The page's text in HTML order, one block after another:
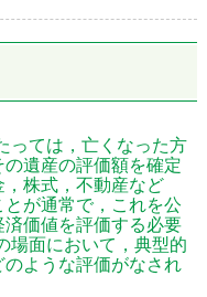
ては，亡くなった方
遺産の評価額を確定
株式，不動産など
が通常で，これを公
価値を評価する必要
場面において，典型的
ような評価がなされ